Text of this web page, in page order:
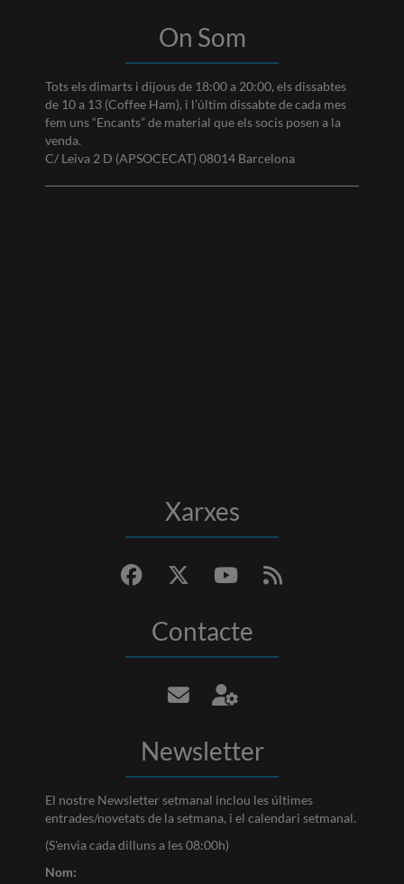
On Som
Tots els dimarts i dijous de 18:00 a 20:00, els dissabtes
de 10 a 13 (Coffee Ham), i l’últim dissabte de cada mes
fem uns “Encants” de material que els socis posen a la
venda.
C/ Leiva 2 D (APSOCECAT) 08014 Barcelona
Xarxes
Contacte
Newsletter
El nostre Newsletter setmanal inclou les últimes
entrades/novetats de la setmana, i el calendari setmanal.
(S'envia cada dilluns a les 08:00h)
Nom: